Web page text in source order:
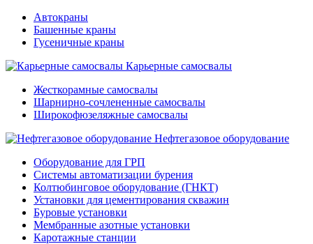
Автокраны
Башенные краны
Гусеничные краны
Карьерные самосвалы
Жесткорамные самосвалы
Шарнирно-сочлененные самосвалы
Широкофюзеляжные самосвалы
Нефтегазовое оборудование
Оборудование для ГРП
Системы автоматизации бурения
Колтюбинговое оборудование (ГНКТ)
Установки для цементирования скважин
Буровые установки
Мембранные азотные установки
Каротажные станции